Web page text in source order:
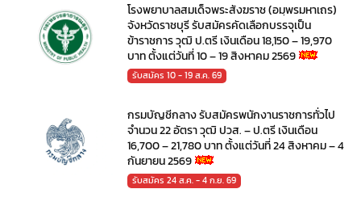
โรงพยาบาลสมเด็จพระสังฆราช (อมฺพรมหาเถร)
จังหวัดราชบุรี รับสมัครคัดเลือกบรรจุเป็น
ข้าราชการ วุฒิ ป.ตรี เงินเดือน 18,150 – 19,970
บาท ตั้งแต่วันที่ 10 – 19 สิงหาคม 2569
รับสมัคร 10 - 19 ส.ค. 69
กรมบัญชีกลาง รับสมัครพนักงานราชการทั่วไป
จำนวน 22 อัตรา วุฒิ ปวส. – ป.ตรี เงินเดือน
16,700 – 21,780 บาท ตั้งแต่วันที่ 24 สิงหาคม – 4
กันยายน 2569
รับสมัคร 24 ส.ค. - 4 ก.ย. 69